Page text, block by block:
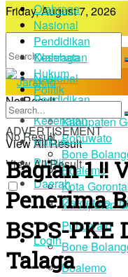
Friday, August 7, 2026
No Result
View All Result
Login
Olahraga
Nasional
Pendidikan
Kesehatan
Hukum
Politik
Daerah
Kabupaten
Pohuwato
Bone
Boalemo
Kota
Gorontalo
Olahraga
Nasional
Pendidikan
Kesehatan
Hukum
Politik
Daerah
Kabupaten
Pohuwato
Bone
Boalemo
No Result
View All Result
ADVERTISEMENT
Bagian 1 !!
Penerima
BSPS-PKE
Talaga